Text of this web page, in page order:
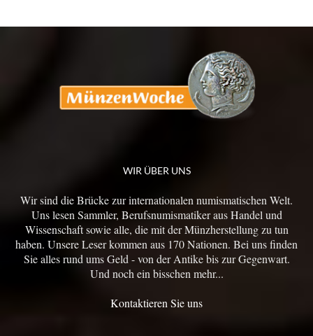
WIR ÜBER UNS
Wir sind die Brücke zur internationalen numismatischen Welt.
Uns lesen Sammler, Berufsnumismatiker aus Handel und
Wissenschaft sowie alle, die mit der Münzherstellung zu tun
haben. Unsere Leser kommen aus 170 Nationen. Bei uns finden
Sie alles rund ums Geld - von der Antike bis zur Gegenwart.
Und noch ein bisschen mehr...
Kontaktieren Sie uns